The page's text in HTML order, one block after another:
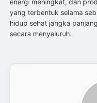
energi meningkat, dan
yang terbentuk selama
hidup sehat jangka
secara menyeluruh.